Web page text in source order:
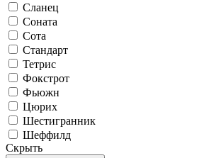
Сланец
Соната
Сота
Стандарт
Тетрис
Фокстрот
Фьюжн
Цюрих
Шестигранник
Шеффилд
Скрыть